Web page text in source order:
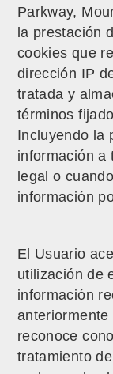
Parkway,
la prestación
cookies que
dirección IP
tratada y
términos
Incluyendo la
información a
legal o
información
El Usuario
utilización de
información
reconoce
tratamiento